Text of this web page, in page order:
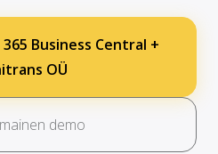
Business Central +
OÜ
demo